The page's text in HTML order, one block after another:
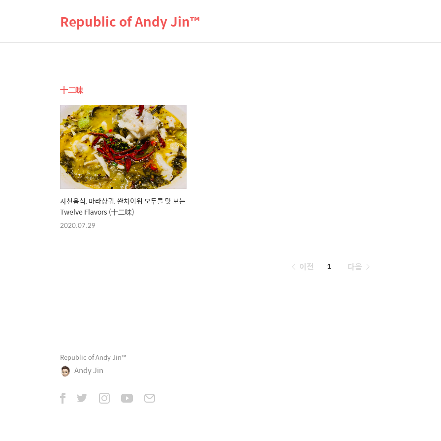
Republic of Andy Jin™
十二味
사천음식, 마라샹궈, 쏸차이위 모두를 맛 보는
Twelve Flavors (十二味)
2020.07.29
페
이전 1 다음
Republic of Andy Jin™
Andy Jin